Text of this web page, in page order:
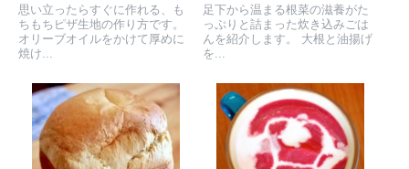
思い立ったらすぐに作れる、も
ちもちピザ生地の作り方です。
オリーブオイルをかけて厚めに
焼け...
足下から温まる根菜の滋養がた
っぷりと詰まった炊き込みごは
んを紹介します。 大根と油揚げ
を...